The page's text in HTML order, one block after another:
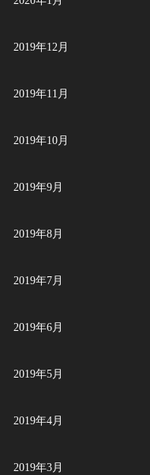
2019年12月
2019年11月
2019年10月
2019年9月
2019年8月
2019年7月
2019年6月
2019年5月
2019年4月
2019年3月